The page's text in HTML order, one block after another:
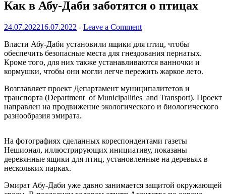
Как в Абу-Даби заботятся о птицах
24.07.202216.07.2022 - Leave a Comment
Власти Абу-Даби установили ящики для птиц, чтобы
обеспечить безопасные места для гнездования пернатых.
Кроме того, для них также устанавливаются ванночки и
кормушки, чтобы они могли легче пережить жаркое лето.
Возглавляет проект Департамент муниципалитетов и
транспорта (Department of Municipalities and Transport). Проект
направлен на продвижение экологического и биологического
разнообразия эмирата.
На фотографиях сделанных кореспондентами газеты
Нешионал, иллюстрирующих инициативу, показаны
деревянные ящики для птиц, установленные на деревьях в
нескольких парках.
Эмират Абу-Даби уже давно занимается защитой окружающей